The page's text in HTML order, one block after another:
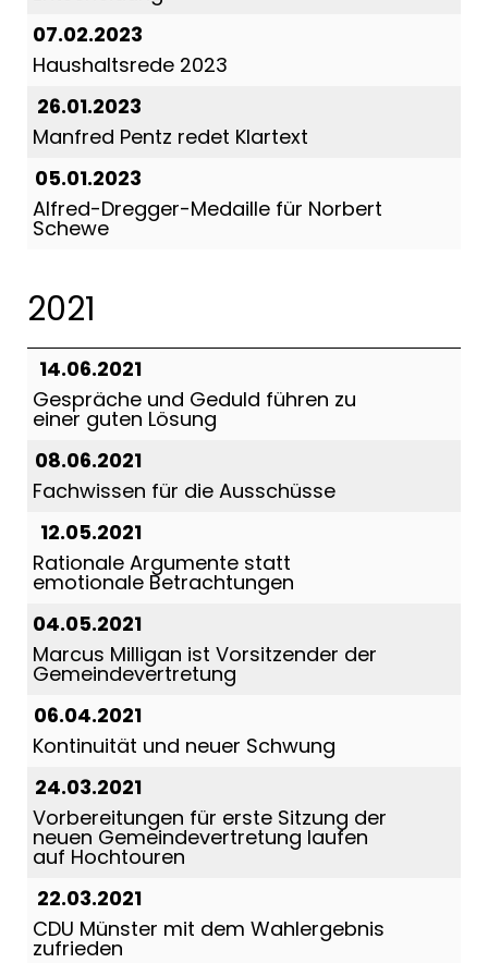
07.02.2023
Haushaltsrede 2023
26.01.2023
Manfred Pentz redet Klartext
05.01.2023
Alfred-Dregger-Medaille für Norbert
Schewe
2021
14.06.2021
Gespräche und Geduld führen zu
einer guten Lösung
08.06.2021
Fachwissen für die Ausschüsse
12.05.2021
Rationale Argumente statt
emotionale Betrachtungen
04.05.2021
Marcus Milligan ist Vorsitzender der
Gemeindevertretung
06.04.2021
Kontinuität und neuer Schwung
24.03.2021
Vorbereitungen für erste Sitzung der
neuen Gemeindevertretung laufen
auf Hochtouren
22.03.2021
CDU Münster mit dem Wahlergebnis
zufrieden